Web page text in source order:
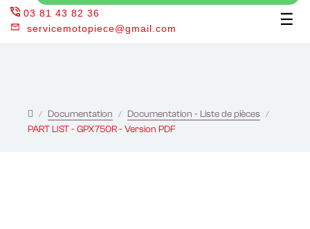
☰
03 81 43 82 36
servicemotopiece@gmail.com
Documentation
Documentation - Liste de pièces
PART LIST - GPX750R - Version PDF